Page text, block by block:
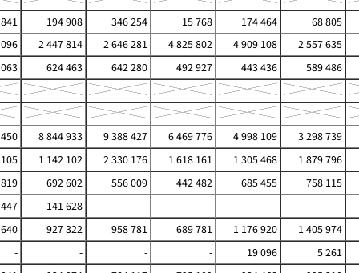
194 908 346 254 15 768 174 464
68 805
2 447 814 2 646 281 4 825 802 4 909 108
2 557 635
624 463 642 280 492 927 443 436
589 486
8 844 933 9 388 427 6 469 776 4 998 109
3 298 739
1 142 102 2 330 176 1 618 161 1 305 468
1 879 796
692 602 556 009 442 482 685 455
758 115
141 628 - - -
-
927 322 958 781 689 781 1 176 920
1 405 974
- - - - 19 096
5 261